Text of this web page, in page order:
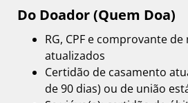
Do Doador (Quem Doa)
RG, CPF e comprovante
atualizados
Certidão de casamento
de 90 dias) ou de união